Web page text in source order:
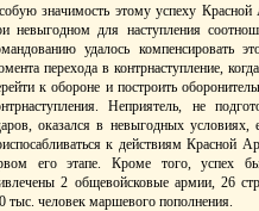
значимость этому успеху
невыгодном для наступления
удалось компенсировать
перехода в контрнаступление,
к обороне и построить
Неприятель, не
оказался в невыгодных
к действиям Красной
его этапе. Кроме того, успех
2 общевойсковые армии, 26
тыс. человек маршевого пополнения.